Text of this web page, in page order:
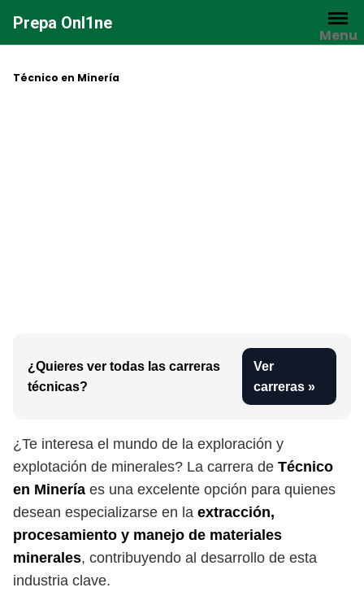
contenido
Prepa Onl1ne
Menu
Técnico en Minería
¿Quieres ver todas las carreras
técnicas?
Ver
carreras »
¿Te interesa el mundo de la exploración y
explotación de minerales? La carrera de Técnico
en Minería es una excelente opción para quienes
desean especializarse en la extracción,
procesamiento y manejo de materiales
minerales, contribuyendo al desarrollo de esta
industria clave.